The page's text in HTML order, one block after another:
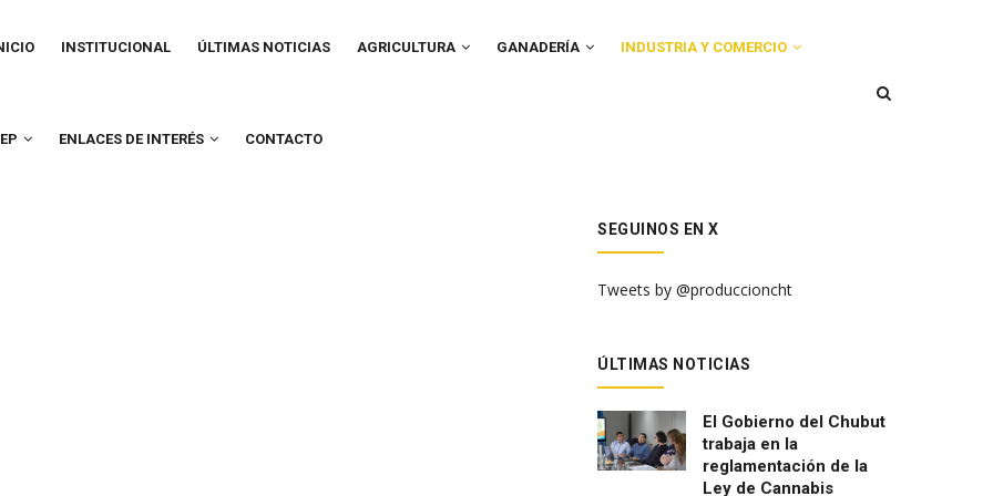
INSTITUCIONAL ÚLTIMAS NOTICIAS AGRICULTURA GANADERÍA INDUSTRIA Y COMERCIO
ENLACES DE INTERÉS CONTACTO
SEGUINOS EN X
Tweets by @produccioncht
ÚLTIMAS NOTICIAS
El Gobierno del Chubut
trabaja en la
reglamentación de la
Ley de Cannabis